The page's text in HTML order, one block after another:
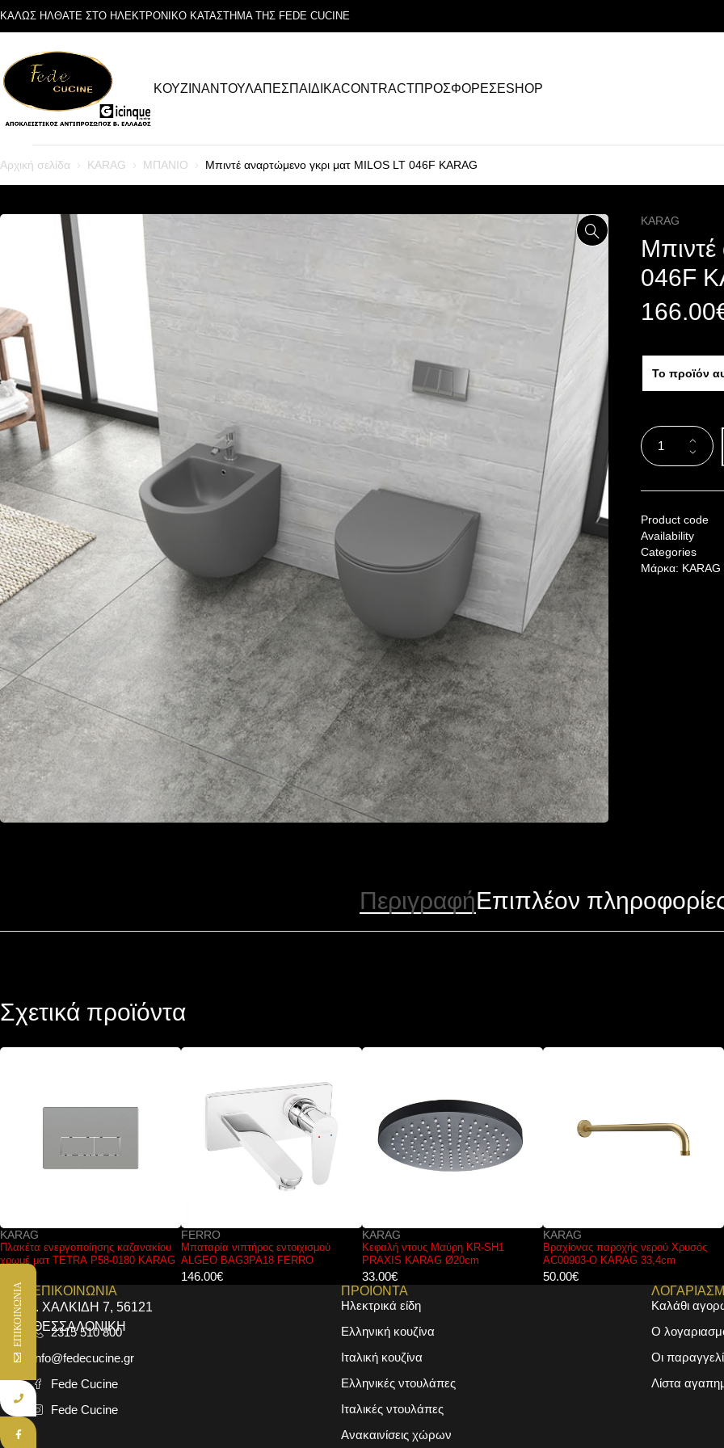
ΚΑΛΩΣ ΗΛΘΑΤΕ ΣΤΟ ΗΛΕΚΤΡΟΝΙΚΟ ΚΑΤΑΣΤΗΜΑ ΤΗΣ FEDE CUCINE
ΚΟΥΖΙΝΑΝΤΟΥΛΑΠΕΣΠΑΙΔΙΚΑCONTRACTΠΡΟΣΦΟΡΕΣESHOP
Αρχική σελίδα KARAG ΜΠΑΝΙΟ Μπιντέ αναρτώμενο γκρι ματ MILOS LT 046F KARAG
KARAG
046F
166.00
Το προϊόν
Product code
Availability
Categories
Μάρκα: KARAG
ΠεριγραφήΕπιπλέον
Σχετικά προϊόντα
FERRO
Μπαταρία νιπτήρος εντοιχισμού
ALGEO BAG3PA18 FERRO
€
KARAG
Κεφαλή ντους Μαύρη KR-SH1
PRAXIS KARAG Ø20cm
33.00€
KARAG
Βραχίονας παροχής νερού Χρυσός
AC00903-O KARAG 33,4cm
50.00€
KARAG
Χαρτοθήκη κλειστή μαύρη NEW OVAL
75051 KARAG
25.00€
ΕΠΙΚΟΙΝΩΝΙΑ
Ι. ΧΑΛΚΙΔΗ 7, 56121
ΘΕΣΣΑΛΟΝΙΚΗ
2315 510 800
info@fedecucine.gr
Fede Cucine
Fede Cucine
ΠΡΟΙΟΝΤΑ
Ηλεκτρικά είδη
Ελληνική κουζίνα
Ιταλική κουζίνα
Ελληνικές ντουλάπες
Ιταλικές ντουλάπες
Ανακαινίσεις χώρων
Καλάθι
Ο
Οι
Λίστα
ΕΠΙΚΟΙΝΩΝΙΑ